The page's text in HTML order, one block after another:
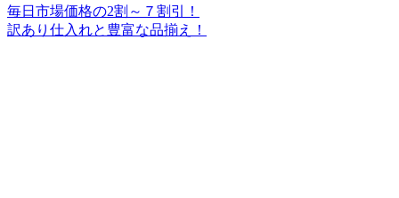
毎日市場価格の2割～７割引！
訳あり仕入れと豊富な品揃え！